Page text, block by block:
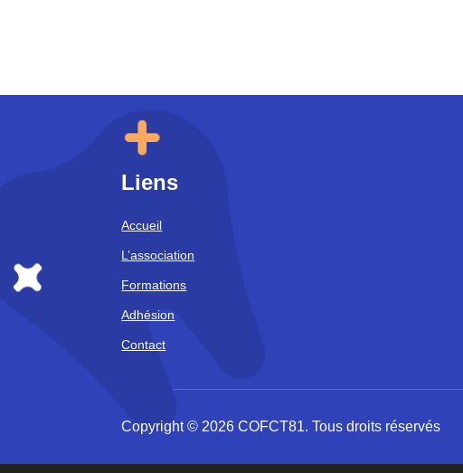
Liens
Accueil
L’association
Formations
Adhésion
Contact
Copyright © 2026 COFCT81. Tous droits réservés